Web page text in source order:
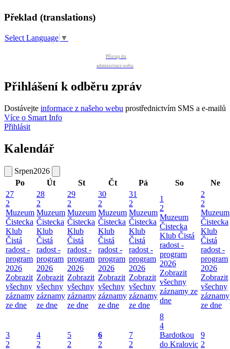
Překlad (translations)
Select Language ▼
Přístup do
administrace webu
Přihlášení k odběru zpráv
Dostávejte informace z našeho webu prostřednictvím SMS a e-mailů
Více o Smart Info
Přihlásit
Kalendář
Srpen2026
Po
Út St Čt Pá So
Ne
27
2
Muzeum
Čistecka
Klub
Čistá
radost -
program
2026
Zobrazit
všechny
záznamy
ze dne
28
2
Muzeum
Čistecka
Klub
Čistá
radost -
program
2026
Zobrazit
všechny
záznamy
ze dne
29
2
Muzeum
Čistecka
Klub
Čistá
radost -
program
2026
Zobrazit
všechny
záznamy
ze dne
30
2
Muzeum
Čistecka
Klub
Čistá
radost -
program
2026
Zobrazit
všechny
záznamy
ze dne
31
2
Muzeum
Čistecka
Klub
Čistá
radost -
program
2026
Zobrazit
všechny
záznamy
ze dne
1
2
Muzeum
Čistecka
Klub Čistá
radost -
program
2026
Zobrazit
všechny
záznamy ze
dne
2
2
Muzeum
Čistecka
Klub
Čistá
radost -
program
2026
Zobrazit
všechny
záznamy
ze dne
3
2
4
2
5
2
6
2
7
2
8
4
Bardotkou
do Kralovic
9
2